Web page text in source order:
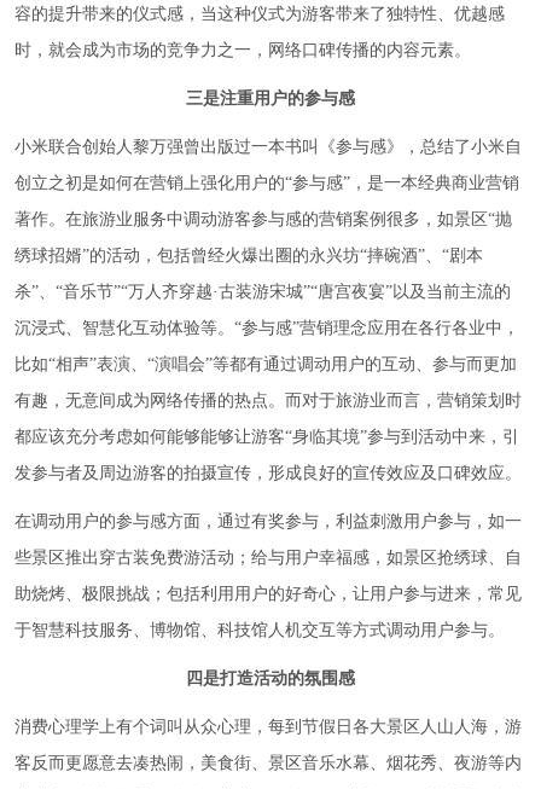
容的提升带来的仪式感，当这种仪式为游客带来了独特性、优越感
时，就会成为市场的竞争力之一，网络口碑传播的内容元素。
三是注重用户的参与感
小米联合创始人黎万强曾出版过一本书叫《参与感》，总结了小米自
创立之初是如何在营销上强化用户的“参与感”，是一本经典商业营销
著作。在旅游业服务中调动游客参与感的营销案例很多，如景区“抛
绣球招婿”的活动，包括曾经火爆出圈的永兴坊“摔碗酒”、“剧本
杀”、“音乐节”“万人齐穿越·古装游宋城”“唐宫夜宴”以及当前主流的
沉浸式、智慧化互动体验等。“参与感”营销理念应用在各行各业中，
比如“相声”表演、“演唱会”等都有通过调动用户的互动、参与而更加
有趣，无意间成为网络传播的热点。而对于旅游业而言，营销策划时
都应该充分考虑如何能够能够让游客“身临其境”参与到活动中来，引
发参与者及周边游客的拍摄宣传，形成良好的宣传效应及口碑效应。
在调动用户的参与感方面，通过有奖参与，利益刺激用户参与，如一
些景区推出穿古装免费游活动；给与用户幸福感，如景区抢绣球、自
助烧烤、极限挑战；包括利用用户的好奇心，让用户参与进来，常见
于智慧科技服务、博物馆、科技馆人机交互等方式调动用户参与。
四是打造活动的氛围感
消费心理学上有个词叫从众心理，每到节假日各大景区人山人海，游
客反而更愿意去凑热闹，美食街、景区音乐水幕、烟花秀、夜游等内